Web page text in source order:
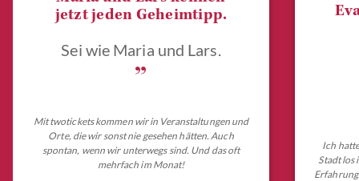
jetzt jeden Geheimtipp.
Sei wie Maria und Lars.
„
Mit twotickets kommen wir in Veranstaltungen und
Orte, die wir sonst nie gesehen hätten. Auch
spontan, wenn wir unterwegs sind. Und das oft
mehrfach im Monat!
Ich
Stadt los